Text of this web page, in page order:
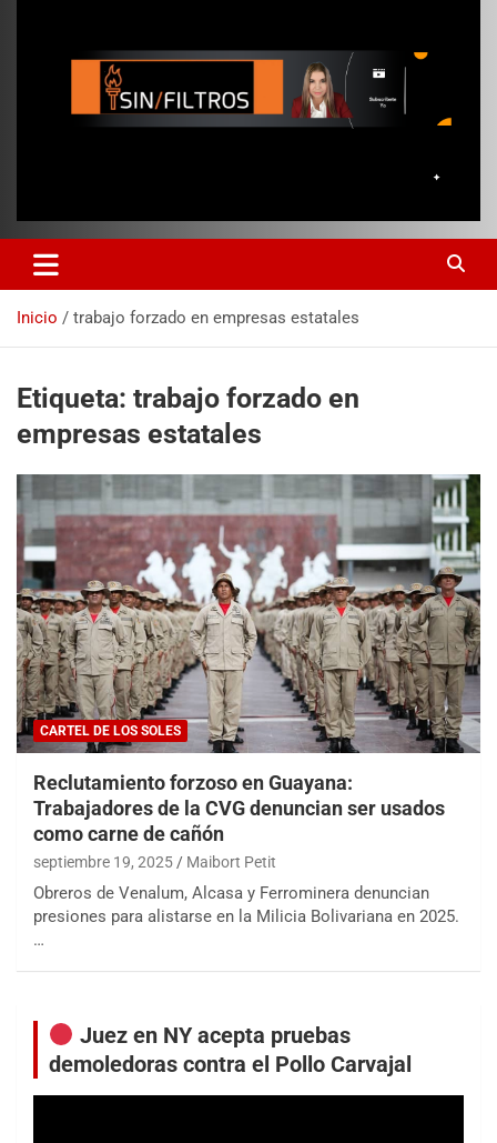
Inicio trabajo forzado en empresas estatales
Etiqueta: trabajo forzado en
empresas estatales
CARTEL DE LOS SOLES
Reclutamiento forzoso en Guayana:
Trabajadores de la CVG denuncian ser usados
como carne de cañón
septiembre 19, 2025 Maibort Petit
Obreros de Venalum, Alcasa y Ferrominera denuncian
presiones para alistarse en la Milicia Bolivariana en 2025.
…
Juez en NY acepta pruebas
demoledoras contra el Pollo Carvajal